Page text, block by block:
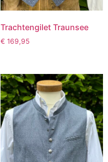
Trachtengilet Traunsee
€ 169,95